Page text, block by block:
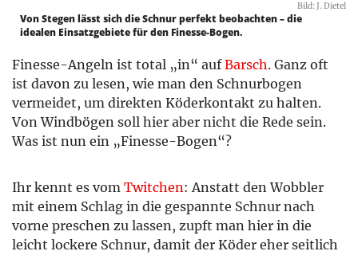
Bild: J. Dietel
Von Stegen lässt sich die Schnur perfekt beobachten – die
idealen Einsatzgebiete für den Finesse-Bogen.
Finesse-Angeln ist total „in“ aufBarsch. Ganz oft
ist davon zu lesen, wie man den Schnurbogen
vermeidet, um direkten Köderkontakt zu halten.
Von Windbögen soll hier aber nicht die Rede sein.
Was ist nun ein „Finesse-Bogen“?
Ihr kennt es vom Twitchen: Anstatt den Wobbler
mit einem Schlag in die gespannte Schnur nach
vorne preschen zu lassen, zupft man hier in die
leicht lockere Schnur, damit der Köder eher seitlich